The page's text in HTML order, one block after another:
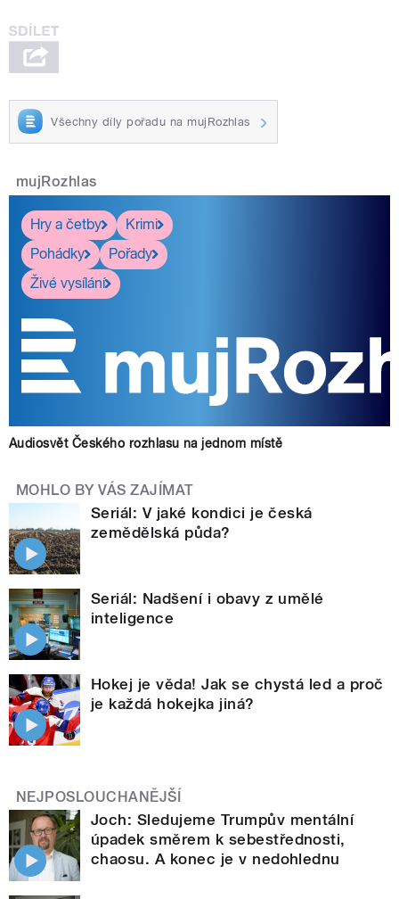
Všechny díly pořadu na mujRozhlas
mujRozhlas
Hry a četby
Krimi
Pohádky
Pořady
Živé vysílání
Audiosvět Českého rozhlasu na jednom místě
MOHLO BY VÁS ZAJÍMAT
Seriál: V jaké kondici je česká
zemědělská půda?
Seriál: Nadšení i obavy z umělé
inteligence
Hokej je věda! Jak se chystá led a proč
je každá hokejka jiná?
NEJPOSLOUCHANĚJŠÍ
Joch: Sledujeme Trumpův mentální
úpadek směrem k sebestřednosti,
chaosu. A konec je v nedohlednu